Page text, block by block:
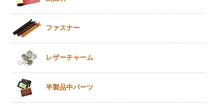
ファスナー
レザーチャーム
半製品中パーツ